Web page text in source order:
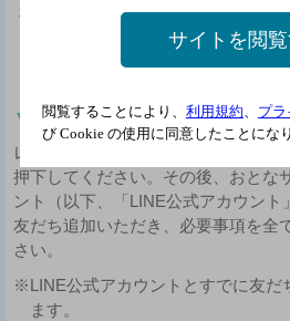
極端な歪み
る
印字が薄い
▼「LINEでログイン」について
レシート画像をアップロード後、「
押下してください。その後、おとな
ント（以下、「LINE公式アカウント
友だち追加いただき、必要事項を全
さい。
※LINE公式アカウントとすでに友だ
ます。
サイトを閲
閲覧することにより、 利用規約 プ
び Cookie の使用に同意したことにな